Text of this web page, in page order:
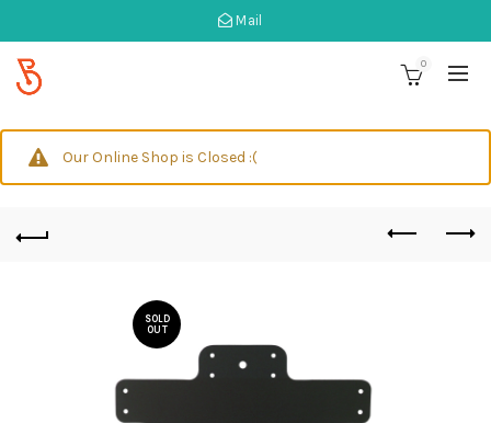
Mail
0
Our Online Shop is Closed :(
SOLD
OUT